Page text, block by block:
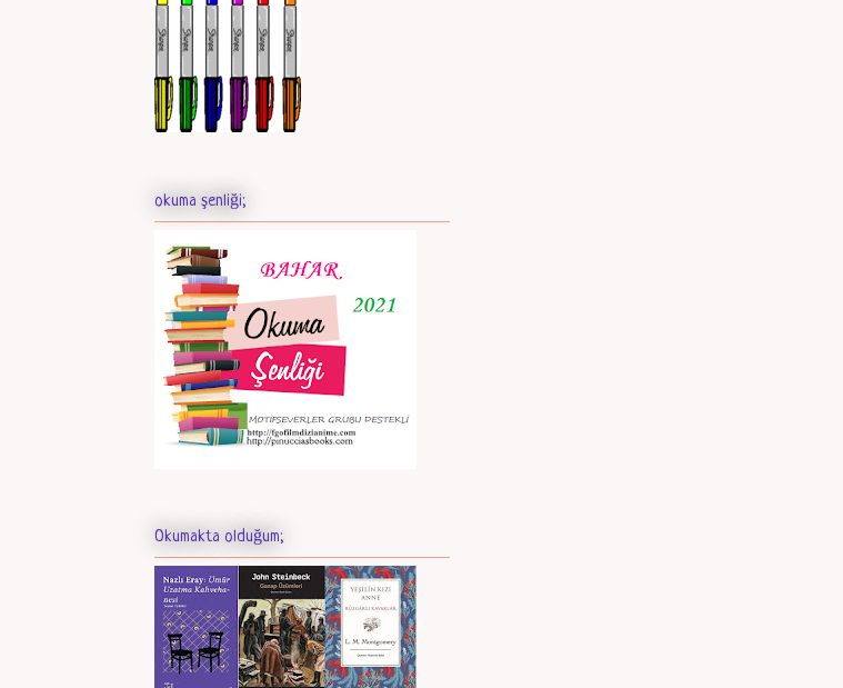
okuma şenliği;
Okumakta olduğum;